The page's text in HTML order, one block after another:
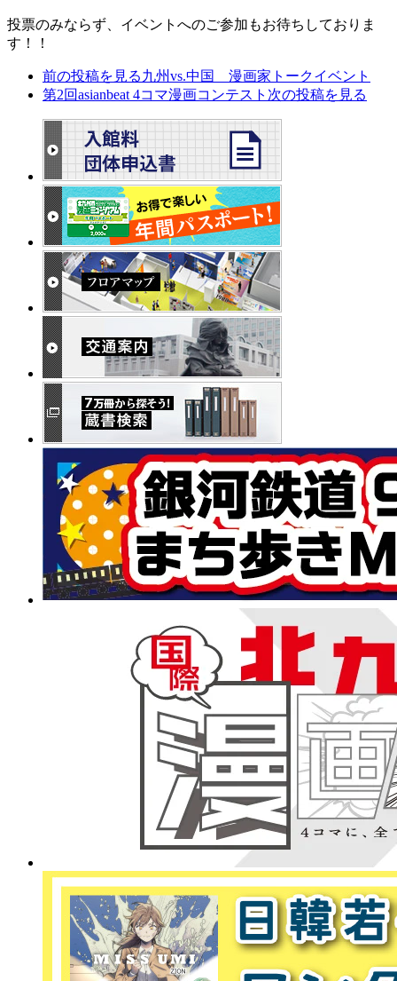
投票のみならず、イベントへのご参加もお待ちしておりま
す！！
前の投稿を見る九州vs.中国 漫画家トークイベント
第2回asianbeat 4コマ漫画コンテスト 次の投稿を見る